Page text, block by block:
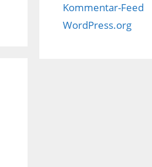
Kommentar-Feed
WordPress.org